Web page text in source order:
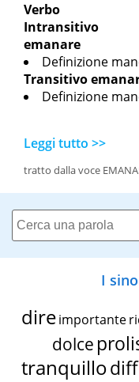
Verbo
Intransitivo
emanare
Definizione
Transitivo
Definizione
Leggi tutto >>
tratto dalla voce
I
dire importante
dolce
tranquillo